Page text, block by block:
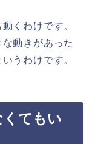
くわけです。
動きがあった
うわけです。
てもい